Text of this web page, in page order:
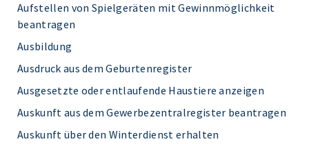
Aufstellen von Spielgeräten mit Gewinnmöglichkeit
beantragen
Ausbildung
Ausdruck aus dem Geburtenregister
Ausgesetzte oder entlaufende Haustiere anzeigen
Auskunft aus dem Gewerbezentralregister beantragen
Auskunft über den Winterdienst erhalten